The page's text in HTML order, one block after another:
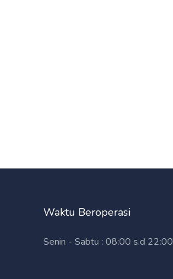
Waktu Beroperasi
Senin - Sabtu : 08:00 s.d 22:00